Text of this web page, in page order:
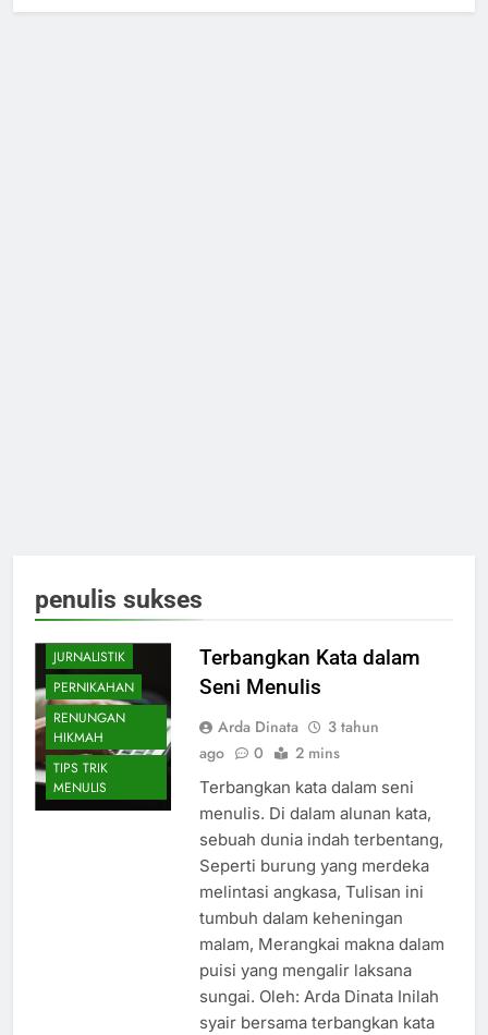
penulis sukses
HARIAN
INSPIRASI
JURNALISTIK
PERNIKAHAN
RENUNGAN
HIKMAH
TIPS TRIK
MENULIS
Terbangkan Kata dalam
Seni Menulis
Arda Dinata
3 tahun
ago
0 2 mins
Terbangkan kata dalam seni
menulis. Di dalam alunan kata,
sebuah dunia indah terbentang,
Seperti burung yang merdeka
melintasi angkasa, Tulisan ini
tumbuh dalam keheningan
malam, Merangkai makna dalam
puisi yang mengalir laksana
sungai. Oleh: Arda Dinata Inilah
syair bersama terbangkan kata